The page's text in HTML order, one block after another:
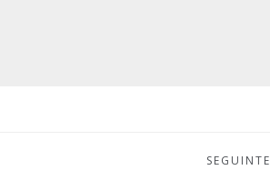
SEGUINTE